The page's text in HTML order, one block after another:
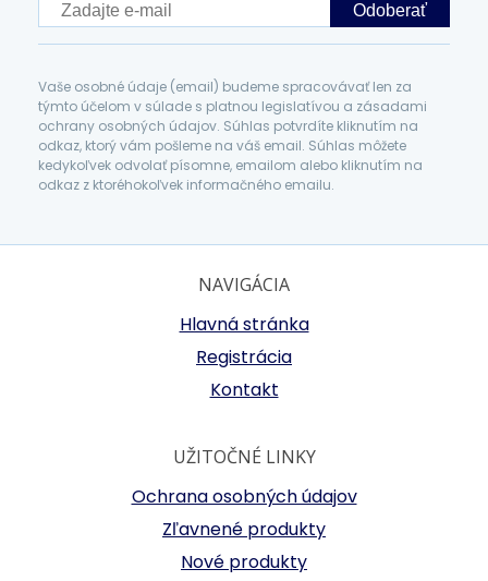
Odoberať
Vaše osobné údaje (email) budeme spracovávať len za
týmto účelom v súlade s platnou legislatívou a zásadami
ochrany osobných údajov. Súhlas potvrdíte kliknutím na
odkaz, ktorý vám pošleme na váš email. Súhlas môžete
kedykoľvek odvolať písomne, emailom alebo kliknutím na
odkaz z ktoréhokoľvek informačného emailu.
NAVIGÁCIA
Hlavná stránka
Registrácia
Kontakt
UŽITOČNÉ LINKY
Ochrana osobných údajov
Zľavnené produkty
Nové produkty